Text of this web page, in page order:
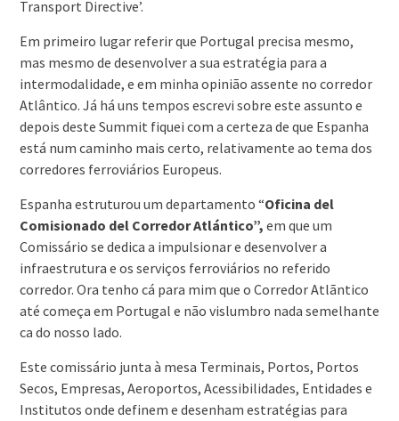
Transport Directive’.
Em primeiro lugar referir que Portugal precisa mesmo,
mas mesmo de desenvolver a sua estratégia para a
intermodalidade, e em minha opinião assente no corredor
Atlântico. Já há uns tempos escrevi sobre este assunto e
depois deste Summit fiquei com a certeza de que Espanha
está num caminho mais certo, relativamente ao tema dos
corredores ferroviários Europeus.
Espanha estruturou um departamento “Oficina del
Comisionado del Corredor Atlántico”, em que um
Comissário se dedica a impulsionar e desenvolver a
infraestrutura e os serviços ferroviários no referido
corredor. Ora tenho cá para mim que o Corredor Atlãntico
até começa em Portugal e não vislumbro nada semelhante
ca do nosso lado.
Este comissário junta à mesa Terminais, Portos, Portos
Secos, Empresas, Aeroportos, Acessibilidades, Entidades e
Institutos onde definem e desenham estratégias para